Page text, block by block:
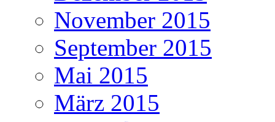
November 2015
September 2015
Mai 2015
März 2015